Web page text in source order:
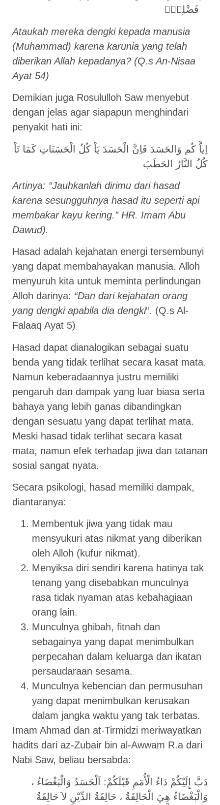
Ataukah mereka dengki kepada manusia
(Muhammad) karena karunia yang telah
diberikan Allah kepadanya? (Q.s An-Nisaa
Ayat 54)
Demikian juga Rosululloh Saw menyebut
dengan jelas agar siapapun menghindari
penyakit hati ini:
اِياَّ كُم وَالحَسَدَ فَاِنَّ الْحَسَدَ يَاْ كُلُ الْحَسَنَاتِ كَمَا تَاْ
كُلُ النَّارُ الحَطَبَ
Artinya: “Jauhkanlah dirimu dari hasad
karena sesungguhnya hasad itu seperti api
membakar kayu kering.” HR. Imam Abu
Dawud).
Hasad adalah kejahatan energi tersembunyi
yang dapat membahayakan manusia. Alloh
menyuruh kita untuk meminta perlindungan
Alloh darinya: “Dan dari kejahatan orang
yang dengki apabila dia dengki“. (Q.s Al-
Falaaq Ayat 5)
Hasad dapat dianalogikan sebagai suatu
benda yang tidak terlihat secara kasat mata.
Namun keberadaannya justru memiliki
pengaruh dan dampak yang luar biasa serta
bahaya yang lebih ganas dibandingkan
dengan sesuatu yang dapat terlihat mata.
Meski hasad tidak terlihat secara kasat
mata, namun efek terhadap jiwa dan tatanan
sosial sangat nyata.
Secara psikologi, hasad memiliki dampak,
diantaranya:
Membentuk jiwa yang tidak mau
mensyukuri atas nikmat yang diberikan
oleh Alloh (kufur nikmat).
Menyiksa diri sendiri karena hatinya tak
tenang yang disebabkan munculnya
rasa tidak nyaman atas kebahagiaan
orang lain.
Munculnya ghibah, fitnah dan
sebagainya yang dapat menimbulkan
perpecahan dalam keluarga dan ikatan
persaudaraan sesama.
Munculnya kebencian dan permusuhan
yang dapat menimbulkan kerusakan
dalam jangka waktu yang tak terbatas.
Imam Ahmad dan at-Tirmidzi meriwayatkan
hadits dari az-Zubair bin al-Awwam R.a dari
Nabi Saw, beliau bersabda:
دَبَّ إِلَيْكُمْ دَاءُ الْأُمَمِ قَبْلَكُمْ: اَلْحَسَدُ وَالْبَغْضَاءُ ،
وَالْبَغْضَاءُ هِيَ الْحَالِقَةُ ، حَالِقَةُ الدِّيْنِ لاَ حَالِقَةُ